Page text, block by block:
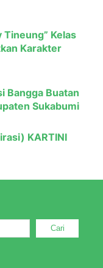
Tineung” Kelas
Karakter
Bangga Buatan
Sukabumi
KARTINI
Cari